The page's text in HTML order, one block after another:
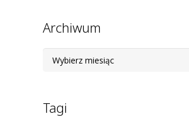
Archiwum
Archiwum
Tagi